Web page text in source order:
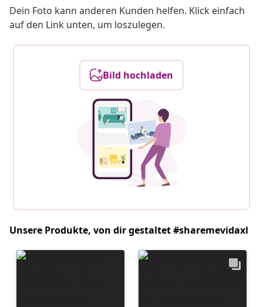
Dein Foto kann anderen Kunden helfen. Klick einfach
auf den Link unten, um loszulegen.
Bild hochladen
Unsere Produkte, von dir gestaltet #sharemevidaxl